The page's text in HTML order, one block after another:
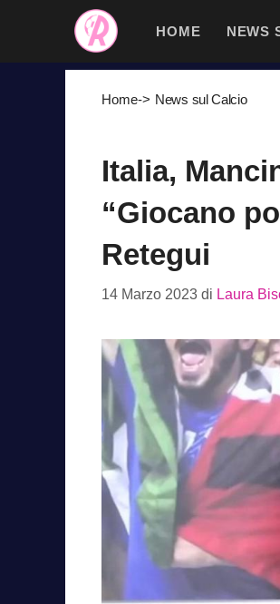
contenuto
HOME NEWS
Home-> News sul Calcio
Italia,
“Giocano
Retegui
14 Marzo 2023 di Laura